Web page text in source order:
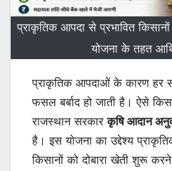
प्राकृतिक आपदा से प्रभावित
योजना के तहत
प्राकृतिक आपदाओं के कारण हर
फसल बर्बाद हो जाती है। ऐसे
राजस्थान सरकारकृषि आदान
है। इस योजना का उद्देश्य
किसानों को दोबारा खेती शुरू